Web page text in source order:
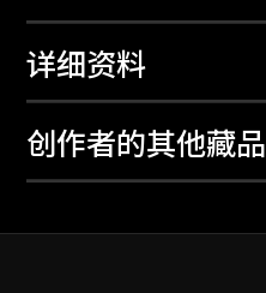
详细资料
创作者的其他藏品